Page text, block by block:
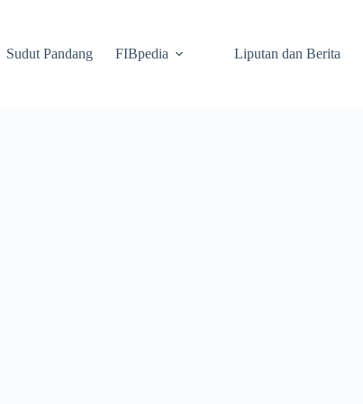
Sudut Pandang FIBpedia Liputan dan Berita